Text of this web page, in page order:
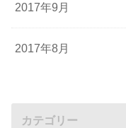
2017年9月
2017年8月
カテゴリー